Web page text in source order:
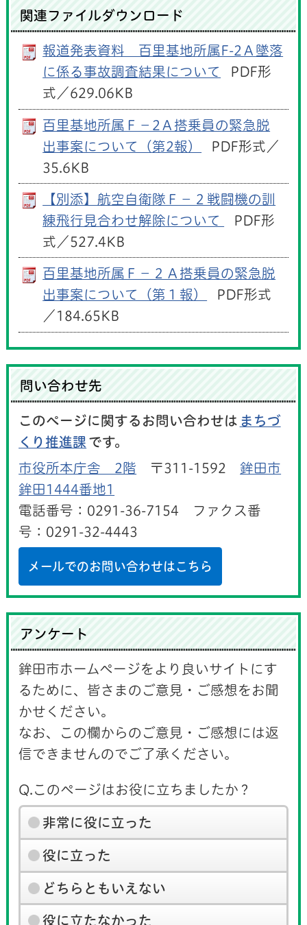
関連ファイルダウンロード
報道発表資料 百里基地所属F-2Ａ墜落
に係る事故調査結果について
PDF形
式／629.06KB
百里基地所属Ｆ－2Ａ搭乗員の緊急脱
出事案について（第2報）
PDF形式／
35.6KB
【別添】航空自衛隊Ｆ－２戦闘機の訓
練飛行見合わせ解除について
PDF形
式／527.4KB
百里基地所属Ｆ－２Ａ搭乗員の緊急脱
出事案について（第１報）
PDF形式
／184.65KB
問い合わせ先
このページに関するお問い合わせは まちづ
くり推進課 です。
市役所本庁舎 2階 〒311-1592 鉾田市
鉾田1444番地1
電話番号：0291-36-7154 ファクス番
号：0291-32-4443
メールでのお問い合わせはこちら
アンケート
鉾田市ホームページをより良いサイトにす
るために、皆さまのご意見・ご感想をお聞
かせください。
なお、この欄からのご意見・ご感想には返
信できませんのでご了承ください。
Q.このページはお役に立ちましたか？
非常に役に立った
役に立った
どちらともいえない
役に立たなかった